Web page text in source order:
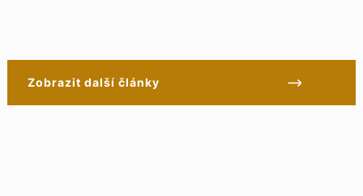
Zobrazit další články